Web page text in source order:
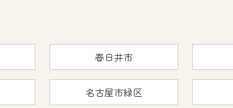
春日井市
名古屋市緑区